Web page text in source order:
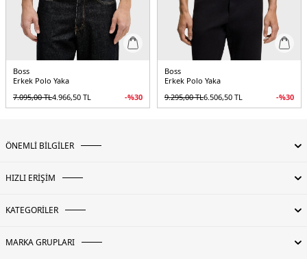
Boss
Erkek Polo Yaka
7.095,00TL4.966,50 TL -%30
Boss
Erkek Polo Yaka
9.295,00TL6.506,50 TL -%30
ÖNEMLİ BİLGİLER
HIZLI ERİŞİM
KATEGORİLER
MARKA GRUPLARI